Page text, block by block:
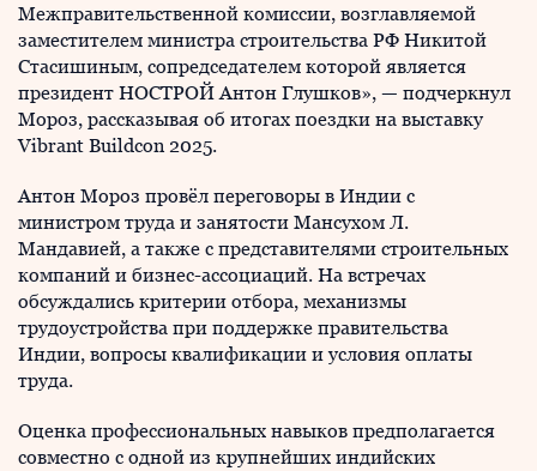
Межправительственной комиссии, возглавляемой
заместителем министра строительства РФ Никитой
Стасишиным, сопредседателем которой является
президент НОСТРОЙ Антон Глушков», — подчеркнул
Мороз, рассказывая об итогах поездки на выставку
Vibrant Buildcon 2025.
Антон Мороз провёл переговоры в Индии с
министром труда и занятости Мансухом Л.
Мандавией, а также с представителями строительных
компаний и бизнес-ассоциаций. На встречах
обсуждались критерии отбора, механизмы
трудоустройства при поддержке правительства
Индии, вопросы квалификации и условия оплаты
труда.
Оценка профессиональных навыков предполагается
совместно с одной из крупнейших индийских